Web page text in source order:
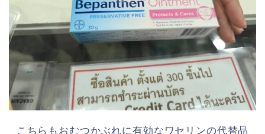
こちらもおむつかぶれに有効なワセリンの代替品